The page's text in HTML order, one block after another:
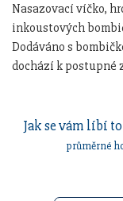
Nasazovací víčko,
inkoustových
Dodáváno s
dochází k postupné
Jak se vám líbí
průměrné